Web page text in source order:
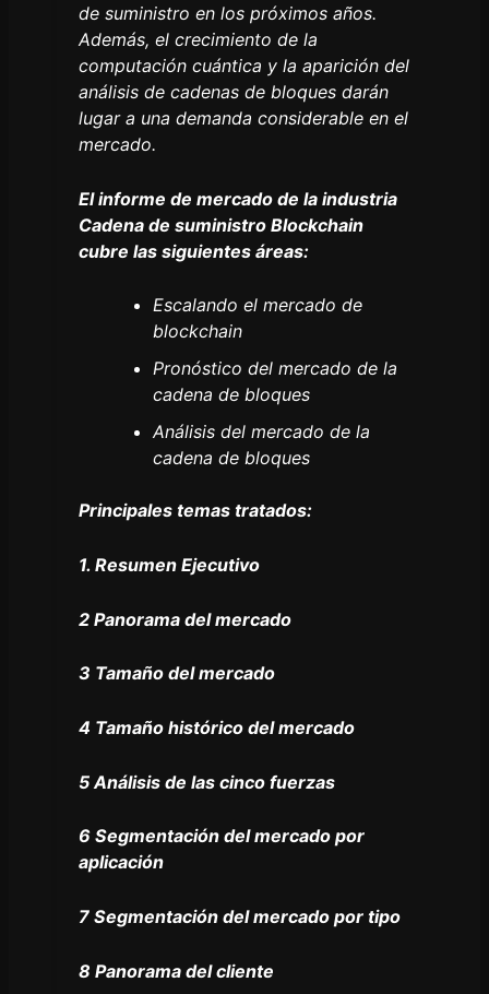
de suministro en los próximos años.
Además, el crecimiento de la
computación cuántica y la aparición del
análisis de cadenas de bloques darán
lugar a una demanda considerable en el
mercado.
El informe de mercado de la industria
Cadena de suministro Blockchain
cubre las siguientes áreas:
Escalando el mercado de
blockchain
Pronóstico del mercado de la
cadena de bloques
Análisis del mercado de la
cadena de bloques
Principales temas tratados:
1. Resumen Ejecutivo
2 Panorama del mercado
3 Tamaño del mercado
4 Tamaño histórico del mercado
5 Análisis de las cinco fuerzas
6 Segmentación del mercado por
aplicación
7 Segmentación del mercado por tipo
8 Panorama del cliente